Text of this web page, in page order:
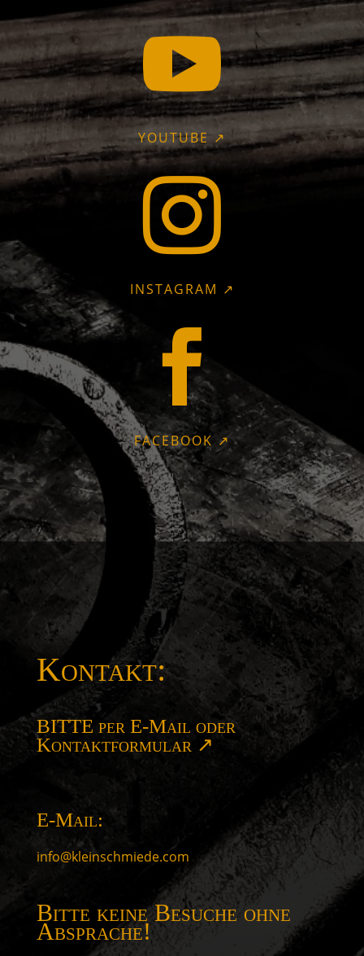

YOUTUBE ↗

INSTAGRAM ↗

FACEBOOK ↗
Kontakt:
BITTE per E-Mail oder
Kontaktformular ↗
E-Mail:
info@kleinschmiede.com
Bitte keine Besuche ohne
Absprache!